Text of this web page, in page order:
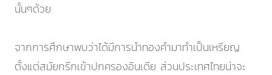
นั้นๆด้วย
จากการศึกษาพบว่าได้มีการนำทองคำมาทำเป็นเหรียญ
ตั้งแต่สมัยกรีกเข้าปกครองอินเดีย ส่วนประเทศไทยน่าจะ